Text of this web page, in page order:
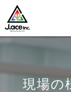
現場の